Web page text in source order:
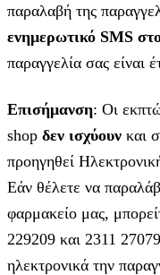
παραλαβή της
ενημερωτικό SMS
παραγγελία σας είναι
Επισήμανση: Οι
shop δεν ισχύουν και
προηγηθεί
Εάν θέλετε να
φαρμακείο μας,
229209 και 2311
ηλεκτρονικά την